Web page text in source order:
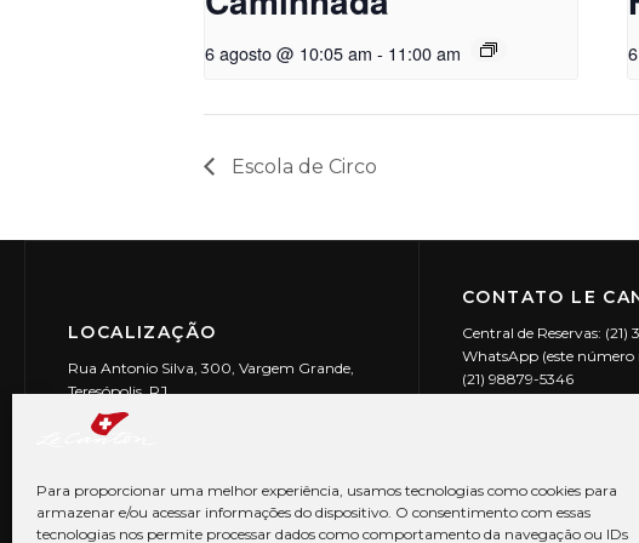
Para proporcionar uma melhor experiência, usamos tecnologias como cookies para
armazenar e/ou acessar informações do dispositivo. O consentimento com essas
tecnologias nos permite processar dados como comportamento da navegação ou IDs
6 agosto @ 10:05 am - 11:00 am
Escola de Circo
LOCALIZAÇÃO
Rua Antonio Silva, 300, Vargem Grande,
Teresópolis, RJ
CEP: 25990-150
CONTATO LE
Central de Reservas: (21)
WhatsApp (este número
(21) 98879-5346